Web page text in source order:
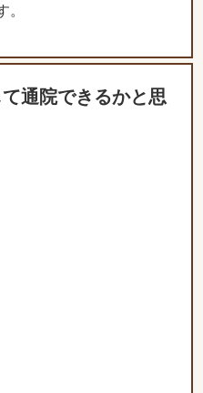
。
て通院できるかと思